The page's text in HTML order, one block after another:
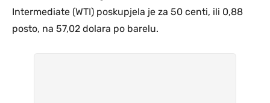
Intermediate (WTI) poskupjela je za 50 centi, ili 0,88
posto, na 57,02 dolara po barelu.